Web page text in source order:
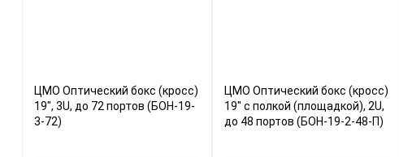
ЦМО Оптический бокс (кросс)
19", 3U, до 72 портов (БОН-19-
3-72)
ЦМО Оптический бокс (кросс)
19" с полкой (площадкой), 2U,
до 48 портов (БОН-19-2-48-П)